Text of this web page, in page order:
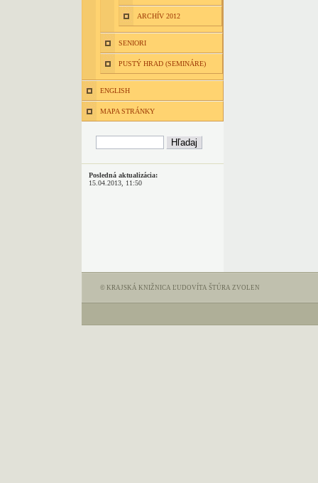
ARCHÍV 2012
SENIORI
PUSTÝ HRAD (SEMINÁRE)
ENGLISH
MAPA STRÁNKY
Posledná aktualizácia:
15.04.2013, 11:50
© KRAJSKÁ KNIŽNICA ĽUDOVÍTA ŠTÚRA ZVOLEN